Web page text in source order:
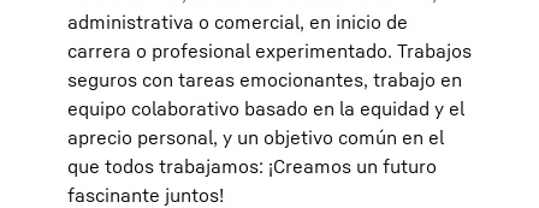
administrativa o comercial, en inicio de
carrera o profesional experimentado. Trabajos
seguros con tareas emocionantes, trabajo en
equipo colaborativo basado en la equidad y el
aprecio personal, y un objetivo común en el
que todos trabajamos: ¡Creamos un futuro
fascinante juntos!